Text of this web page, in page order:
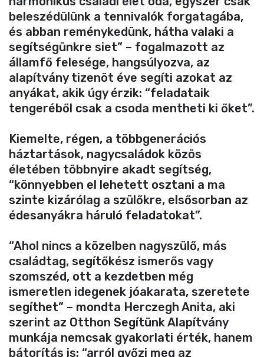
beleszédülünk a tennivalók forgatagába,
és abban reménykedünk, hátha valaki a
segítségünkre siet” – fogalmazott az
államfő felesége, hangsúlyozva, az
alapítvány tizenöt éve segíti azokat az
anyákat, akik úgy érzik: “feladataik
tengeréből csak a csoda mentheti ki őket”.
Kiemelte, régen, a többgenerációs
háztartások, nagycsaládok közös
életében többnyire akadt segítség,
“könnyebben el lehetett osztani a ma
szinte kizárólag a szülőkre, elsősorban az
édesanyákra háruló feladatokat”.
“Ahol nincs a közelben nagyszülő, más
családtag, segítőkész ismerős vagy
szomszéd, ott a kezdetben még
ismeretlen idegenek jóakarata, szeretete
segíthet” – mondta Herczegh Anita, aki
szerint az Otthon Segítünk Alapítvány
munkája nemcsak gyakorlati érték, hanem
bátorítás is: “arról győzi meg az